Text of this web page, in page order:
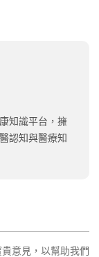
知識平台，擁
認知與醫療知
意見，以幫助我們